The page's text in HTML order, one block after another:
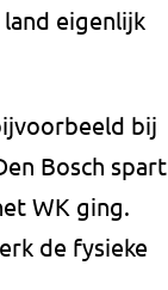
eigenlijk
bij
Bosch spart
WK ging.
de fysieke